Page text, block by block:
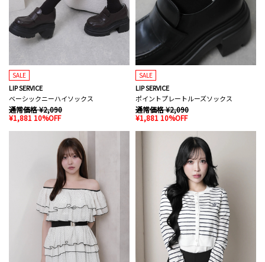
SALE
LIP SERVICE
ベーシックニーハイソックス
通常価格 ¥2,090
¥1,881 10%OFF
SALE
LIP SERVICE
ポイントプレートルーズソックス
通常価格 ¥2,090
¥1,881 10%OFF